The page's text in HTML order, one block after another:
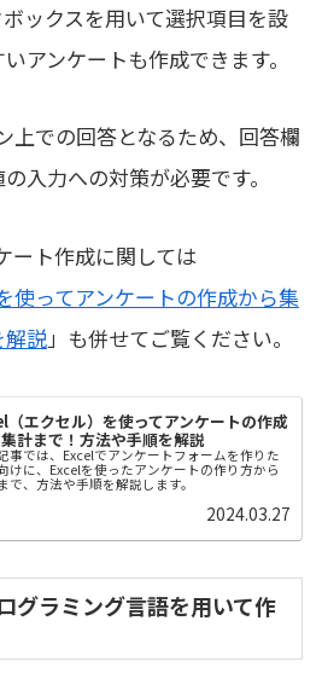
ックスを用いて選択項目を設
アンケートも作成できます。
上での回答となるため、回答欄
入力への対策が必要です。
ート作成に関しては
使ってアンケートの作成から集
解説」も併せてご覧ください。
（エクセル）を使ってアンケートの作成
計まで！方法や手順を解説
事では、Excelでアンケートフォームを作りた
けに、Excelを使ったアンケートの作り方から
で、方法や手順を解説します。
2024.03.27
ラミング言語を用いて作